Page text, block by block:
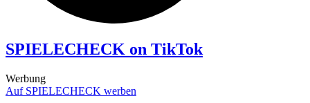
SPIELECHECK on TikTok
Werbung
Auf SPIELECHECK werben